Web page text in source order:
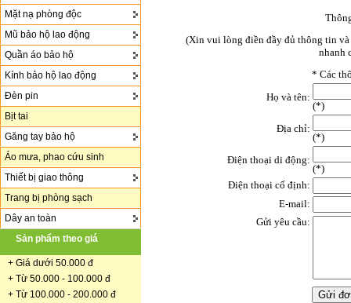
Mặt nạ phòng độc
Mũ bảo hộ lao động
Quần áo bảo hộ
Kính bảo hộ lao động
Đèn pin
Bịt tai
Găng tay bảo hộ
Áo mưa, phao cứu sinh
Thiết bị giao thông
Trang bị phòng sạch
Dây an toàn
Sản phẩm theo giá
+ Giá dưới 50.000 đ
+ Từ 50.000 - 100.000 đ
+ Từ 100.000 - 200.000 đ
(Xin vui lòng điền đầy đủ thông tin
nhanh
* Các
Họ và tên:
(*)
Địa chỉ:
(*)
Điện thoại di động:
(*)
Điện thoại cố định:
E-mail:
Gửi yêu cầu: